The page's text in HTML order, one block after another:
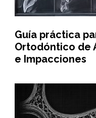
Guía práctica
Ortodóntico de
e Impacciones